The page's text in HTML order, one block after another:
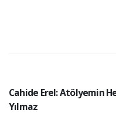
Cahide Erel: Atölyemin
Yılmaz